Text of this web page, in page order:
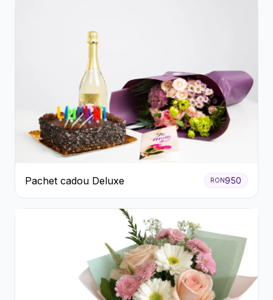
Pachet cadou Deluxe RON950